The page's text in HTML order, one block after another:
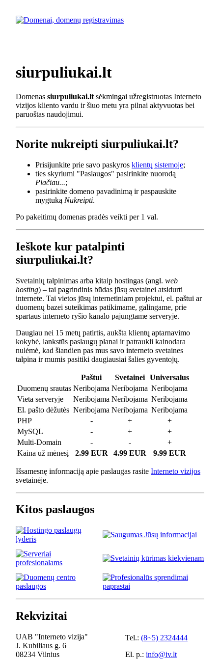
siurpuliukai.lt
Domenas siurpuliukai.lt sėkmingai užregistruotas Interneto
vizijos kliento vardu ir šiuo metu yra pilnai aktyvuotas bei
paruoštas naudojimui.
Norite nukreipti siurpuliukai.lt?
Prisijunkite prie savo paskyros klientų sistemoje;
ties skyriumi "Paslaugos" pasirinkite nuorodą
Plačiau...;
pasirinkite domeno pavadinimą ir paspauskite
mygtuką Nukreipti.
Po pakeitimų domenas pradės veikti per 1 val.
Ieškote kur patalpinti
siurpuliukai.lt?
Svetainių talpinimas arba kitaip hostingas (angl. web
hosting) – tai pagrindinis būdas jūsų svetainei atsidurti
internete. Tai vietos jūsų internetiniam projektui, el. paštui ar
duomenų bazei suteikimas patikimame, galingame, prie
spartaus interneto ryšio kanalo pajungtame serveryje.
Daugiau nei 15 metų patirtis, aukšta klientų aptarnavimo
kokybė, lankstūs paslaugų planai ir patraukli kainodara
nulėmė, kad šiandien pas mus savo interneto svetaines
talpina ir mumis pasitiki daugiausiai šalies gyventojų.
Paštui Svetainei
Universalus
Duomenų srautas Neribojama Neribojama Neribojama
Vieta serveryje
Neribojama Neribojama Neribojama
El. pašto dėžutės Neribojama Neribojama Neribojama
PHP
- +
+
MySQL
- +
+
Multi-Domain
- -
+
Kaina už mėnesį
2.99 EUR 4.99 EUR 9.99 EUR
Išsamesnę informaciją apie paslaugas rasite Interneto vizijos
svetainėje.
Kitos paslaugos
Rekvizitai
UAB "Interneto vizija"
J. Kubiliaus g. 6
08234 Vilnius
Tel.: (8~5) 2324444
El. p.: info@iv.lt